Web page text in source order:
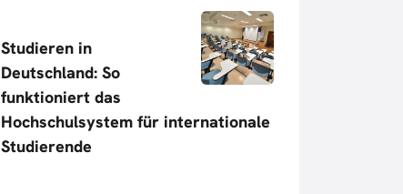
Studieren in
Deutschland: So
funktioniert das
Hochschulsystem für internationale
Studierende